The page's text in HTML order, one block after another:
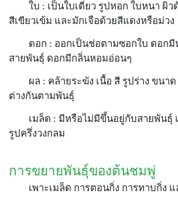
ใบ : เป็นใบเดี่ยว รูปหอก ใบหนา ผิ
สีเขียวเข้ม และมักเจือด้วยสีแดงหรือม่วง
ดอก : ออกเป็นช่อตามซอกใบ ดอก
สายพันธุ์ ดอกมีกลิ่นหอมอ่อนๆ
ผล : คล้ายระฆัง เนื้อ สี รูปร่าง ขนา
ต่างกันตามพันธุ์
เมล็ด : มีหรือไม่มีขึ้นอยู่กับสายพันธุ์
รูปครึ่งวงกลม
การขยายพันธุ์ของต้นชมพู่
เพาะเมล็ด การตอนกิ่ง การทาบกิ่ง